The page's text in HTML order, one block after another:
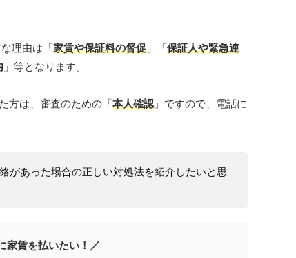
理由は「家賃や保証料の督促 」「保証人や緊急連
」等となります。
方は、審査のための「本人確認」ですので、電話に
があった場合の正しい対処法を紹介したいと思
家賃を払いたい！／